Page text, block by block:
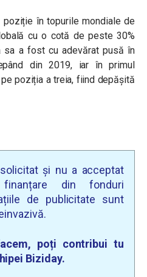
în topurile mondiale de
cu o cotă de peste 30%
sa a fost cu adevărat pusă în
din 2019, iar în primul
poziția a treia, fiind depășită
și nu a acceptat
din fonduri
de publicitate sunt
poți contribui tu
Biziday.